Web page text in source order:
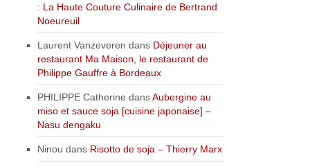
: La Haute Couture Culinaire de Bertrand
Noeureuil
Laurent Vanzeveren dans Déjeuner au
restaurant Ma Maison, le restaurant de
Philippe Gauffre à Bordeaux
PHILIPPE Catherine dansAubergine au
miso et sauce soja [cuisine japonaise] –
Nasu dengaku
Ninou dans Risotto de soja – Thierry Marx